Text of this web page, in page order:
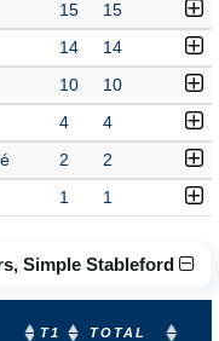
15 15
14 14
10 10
4 4
2 2
1 1
Simple Stableford
T1 TOTAL